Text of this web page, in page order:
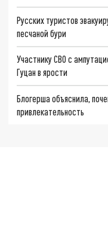
Русских туристов
песчаной бури
Участнику СВО с
Гуцан в ярости
Блогерша объяснила,
привлекательность